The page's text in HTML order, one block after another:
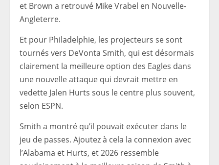
et Brown a retrouvé Mike Vrabel en Nouvelle-
Angleterre.
Et pour Philadelphie, les projecteurs se sont
tournés vers DeVonta Smith, qui est désormais
clairement la meilleure option des Eagles dans
une nouvelle attaque qui devrait mettre en
vedette Jalen Hurts sous le centre plus souvent,
selon ESPN.
Smith a montré qu’il pouvait exécuter dans le
jeu de passes. Ajoutez à cela la connexion avec
l’Alabama et Hurts, et 2026 ressemble